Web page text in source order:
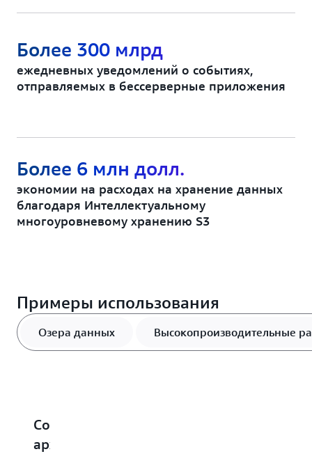
ежедневных уведомлений о событиях,
отправляемых в бессерверные приложения
Более 300 млрд
экономии на расходах на хранение данных
благодаря Интеллектуальному
многоуровневому хранению S3
Более 6 млн долл.
Примеры использования
Озера данных Высокопроизводительные
Создайте
архитектуру